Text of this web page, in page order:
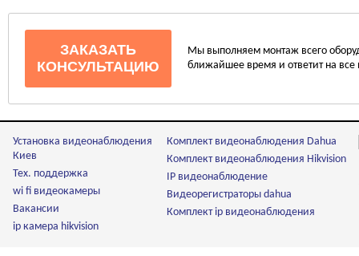
ЗАКАЗАТЬ
КОНСУЛЬТАЦИЮ
Мы выполняем монтаж всего
ближайшее время и ответит на
Установка видеонаблюдения
Киев
Тех. поддержка
wi fi видеокамеры
Вакансии
ip камера hikvision
Комплект видеонаблюдения Dahua
Комплект видеонаблюдения Hikvision
IP видеонаблюдение
Видеорегистраторы dahua
Комплект ip видеонаблюдения